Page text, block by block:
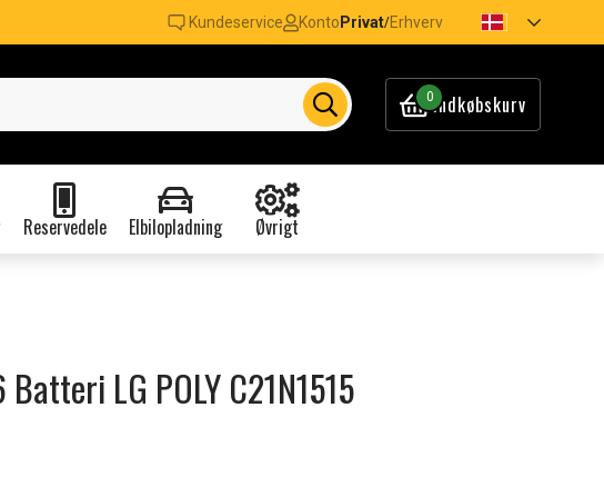
Kundeservice Konto Privat/Erhverv
0Indkøbskurv
Reservedele Elbilopladning Øvrigt
Batteri LG POLY C21N1515